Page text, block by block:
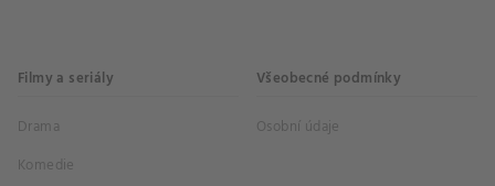
Filmy a seriály
Drama
Komedie
Všeobecné podmínky
Osobní údaje